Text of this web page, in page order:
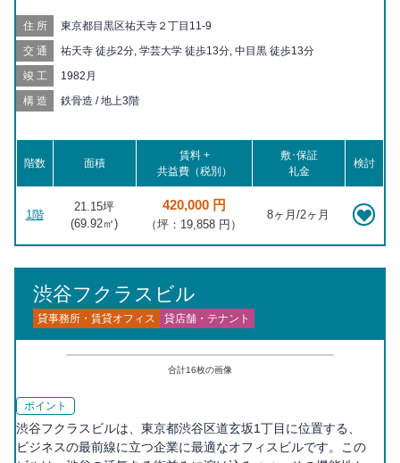
住所 東京都目黒区祐天寺２丁目11-9
交通 祐天寺 徒歩2分, 学芸大学 徒歩13分, 中目黒 徒歩13分
竣工 1982月
構造 鉄骨造 / 地上3階
階数 面積
賃料 +
共益費（税別）
敷･保証
礼金
検討
1階
21.15坪
(69.92㎡)
420,000 円
（坪：19,858 円）
8ヶ月/2ヶ月
渋谷フクラスビル
貸事務所・賃貸オフィス 貸店舗・テナント
合計16枚の画像
ポイント
渋谷フクラスビルは、東京都渋谷区道玄坂1丁目に位置する、
ビジネスの最前線に立つ企業に最適なオフィスビルです。この